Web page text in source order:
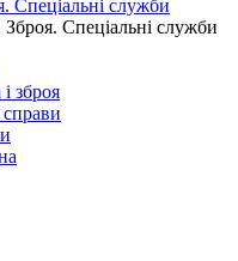
Спеціальні служби
Зброя. Спеціальні служби
зброя
справи